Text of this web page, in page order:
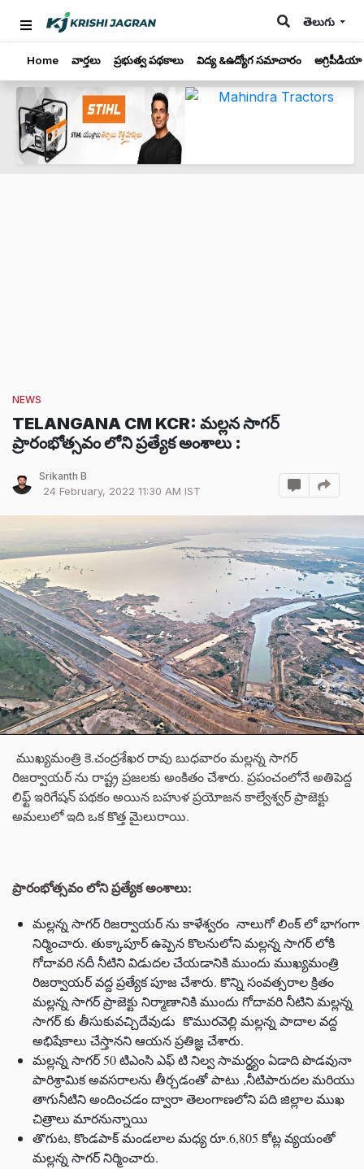
తెలుగు
Home వార్తలు ప్రభుత్వ పథకాలు విద్య &ఉద్యోగ సమాచారం అగ్రిపీడియా
NEWS
TELANGANA CM KCR: మల్లన సాగర్
ప్రారంభోత్సవం లోని ప్రత్యేక అంశాలు :
Srikanth B
24 February, 2022 11:30 AM IST
ముఖ్యమంత్రి కె.చంద్రశేఖర రావు బుధవారం మల్లన్న సాగర్
రిజర్వాయర్ ను రాష్ట్ర ప్రజలకు అంకితం చేశారు. ప్రపంచంలోనే అతిపెద్ద
లిఫ్ట్ ఇరిగేషన్ పథకం అయిన బహుళ ప్రయోజన కాల్వేశ్వర్ ప్రాజెక్టు
అమలులో ఇది ఒక కొత్త మైలురాయి.
ప్రారంభోత్సవం లోని ప్రత్యేక అంశాలు:
మల్లన్న సాగర్ రిజర్వాయర్ ను కాళేశ్వరం నాలుగో లింక్ లో భాగంగా
నిర్మించారు. తుక్కాపూర్ ఉప్పెన కొలనులోని మల్లన్న సాగర్ లోకి
గోదావరి నదీ నీటిని విడుదల చేయడానికి ముందు ముఖ్యమంత్రి
రిజర్వాయర్ వద్ద ప్రత్యేక పూజ చేశారు. కొన్ని సంవత్సరాల క్రితం
మల్లన్న సాగర్ ప్రాజెక్టు నిర్మాణానికి ముందు గోదావరి నీటిని మల్లన్న
సాగర్ కు తీసుకువచ్చిదేవుడు కొమురవెల్లి మల్లన్న పాదాల వద్ద
అభిషేకాలు చేస్తానని ఆయన ప్రతిజ్ఞ చేశారు.
మల్లన్న సాగర్ 50 టిఎంసి ఎఫ్ టి నిల్వ సామర్థ్యం ఏడాది పొడవునా
పారిశ్రామిక అవసరాలను తీర్చడంతో పాటు ,నీటిపారుదల మరియు
తాగునీటిని అందించడం ద్వారా తెలంగాణలోని పది జిల్లాల ముఖ
చిత్రాలు మారనున్నాయి
తొగుట, కొండపాక్ మండలాల మధ్య రూ.6,805 కోట్ల వ్యయంతో
మల్లన్న సాగర్ నిర్మించారు.